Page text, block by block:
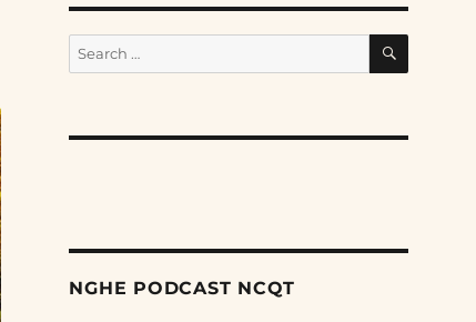
Search
for:
SEARCH
NGHE PODCAST NCQT